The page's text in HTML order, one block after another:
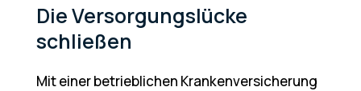
Die Versorgungslücke
schließen
Mit einer betrieblichen Krankenversicherung